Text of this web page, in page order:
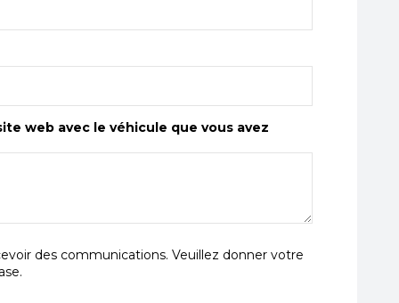
web avec le véhicule que vous avez
des communications. Veuillez donner votre